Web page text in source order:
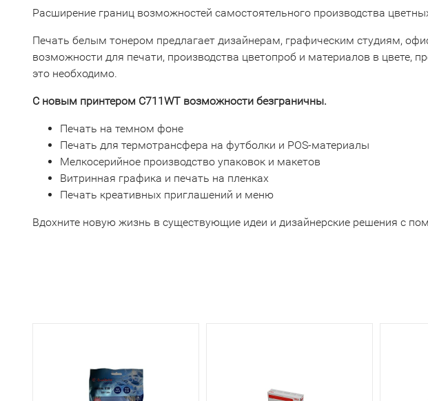
Расширение границ возможностей самостоятельного производства
Печать белым тонером предлагает дизайнерам, графическим студиям,
возможности для печати, производства цветопроб и материалов в цвете,
это необходимо.
С новым принтером C711WT возможности безграничны.
Печать на темном фоне
Печать для термотрансфера на футболки и POS-материалы
Мелкосерийное производство упаковок и макетов
Витринная графика и печать на пленках
Печать креативных приглашений и меню
Вдохните новую жизнь в существующие идеи и дизайнерские решения с